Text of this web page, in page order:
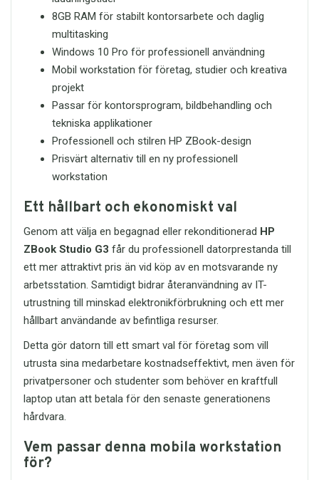
kan du kontakta oss via
order@itreservdelar.se
8GB RAM för stabilt kontorsarbete och daglig
multitasking
Windows 10 Pro för professionell användning
Mobil workstation för företag, studier och kreativa
projekt
Passar för kontorsprogram, bildbehandling och
tekniska applikationer
Professionell och stilren HP ZBook-design
Prisvärt alternativ till en ny professionell
workstation
Ett hållbart och ekonomiskt val
Genom att välja en begagnad eller rekonditionerad HP
ZBook Studio G3 får du professionell datorprestanda till
ett mer attraktivt pris än vid köp av en motsvarande ny
arbetsstation. Samtidigt bidrar återanvändning av IT-
utrustning till minskad elektronikförbrukning och ett mer
hållbart användande av befintliga resurser.
Detta gör datorn till ett smart val för företag som vill
utrusta sina medarbetare kostnadseffektivt, men även för
privatpersoner och studenter som behöver en kraftfull
laptop utan att betala för den senaste generationens
hårdvara.
Vem passar denna mobila workstation
för?